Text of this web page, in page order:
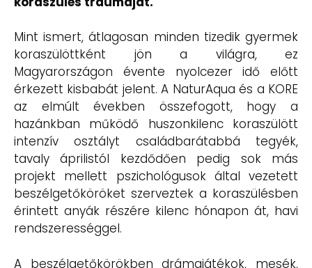
Mint ismert, átlagosan minden tizedik gyermek
koraszülöttként jön a világra, ez
Magyarországon évente nyolcezer idő előtt
érkezett kisbabát jelent. A NaturAqua és a KORE
az elmúlt években összefogott, hogy a
hazánkban működő huszonkilenc koraszülött
intenzív osztályt családbarátabbá tegyék,
tavaly áprilistól kezdődően pedig sok más
projekt mellett pszichológusok által vezetett
beszélgetőköröket szerveztek a koraszülésben
érintett anyák részére kilenc hónapon át, havi
rendszerességgel.
A beszélgetőkörökben drámajátékok, mesék,